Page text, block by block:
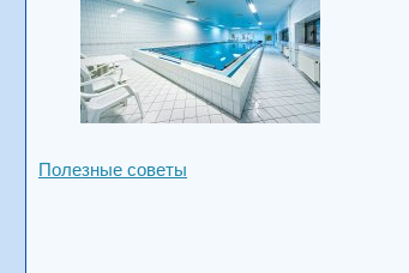
Полезные советы